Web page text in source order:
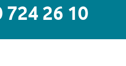
724 26 10